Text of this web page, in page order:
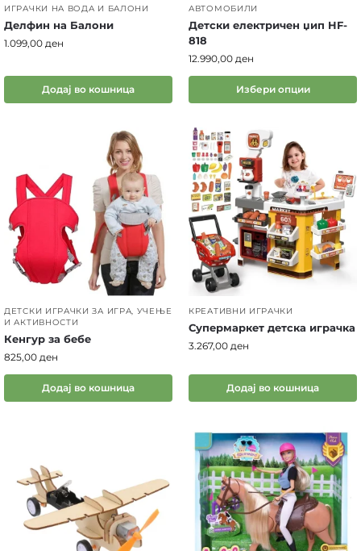
ИГРАЧКИ НА ВОДА И БАЛОНИ
Делфин на Балони
1.099,00 ден
Додај во кошница
АВТОМОБИЛИ
Детски електричен џип HF-
818
12.990,00 ден
Избери опции
ДЕТСКИ ИГРАЧКИ ЗА ИГРА, УЧЕЊЕ
И АКТИВНОСТИ
Кенгур за бебе
825,00 ден
Додај во кошница
КРЕАТИВНИ ИГРАЧКИ
Супермаркет детска играчка
3.267,00 ден
Додај во кошница